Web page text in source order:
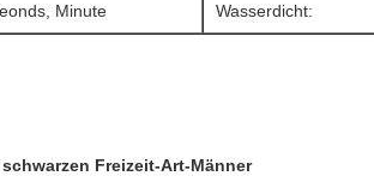
Minute Wasserdicht:
Freizeit-Art-Männer